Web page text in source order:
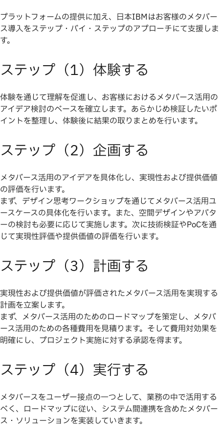
プラットフォームの提供に加え、日本IBMはお客様のメタバー
ス導入をステップ・バイ・ステップのアプローチにて支援しま
す。
ステップ（1）体験する
体験を通じて理解を促進し、お客様におけるメタバース活用の
アイデア検討のベースを確立します。あらかじめ検証したいポ
イントを整理し、体験後に結果の取りまとめを行います。
ステップ（2）企画する
メタバース活用のアイデアを具体化し、実現性および提供価値
の評価を行います。
まず、デザイン思考ワークショップを通じてメタバース活用ユ
ースケースの具体化を行います。また、空間デザインやアバタ
ーの検討も必要に応じて実施します。次に技術検証やPoCを通
じて実現性評価や提供価値の評価を行います。
ステップ（3）計画する
実現性および提供価値が評価されたメタバース活用を実現する
計画を立案します。
まず、メタバース活用のためのロードマップを策定し、メタバ
ース活用のための各種費用を見積ります。そして費用対効果を
明確にし、プロジェクト実施に対する承認を得ます。
ステップ（4）実行する
メタバースをユーザー接点の一つとして、業務の中で活用する
べく、ロードマップに従い、システム間連携を含めたメタバー
ス・ソリューションを実装していきます。